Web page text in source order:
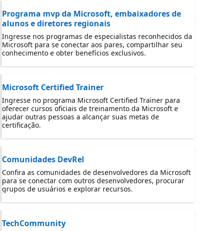
Programa mvp da Microsoft, embaixadores de
alunos e diretores regionais
Ingresse nos programas de especialistas reconhecidos da
Microsoft para se conectar aos pares, compartilhar seu
conhecimento e obter benefícios exclusivos.
Microsoft Certified Trainer
Ingresse no programa Microsoft Certified Trainer para
oferecer cursos oficiais de treinamento da Microsoft e
ajudar outras pessoas a alcançar suas metas de
certificação.
Comunidades DevRel
Confira as comunidades de desenvolvedores da Microsoft
para se conectar com outros desenvolvedores, procurar
grupos de usuários e explorar recursos.
TechCommunity